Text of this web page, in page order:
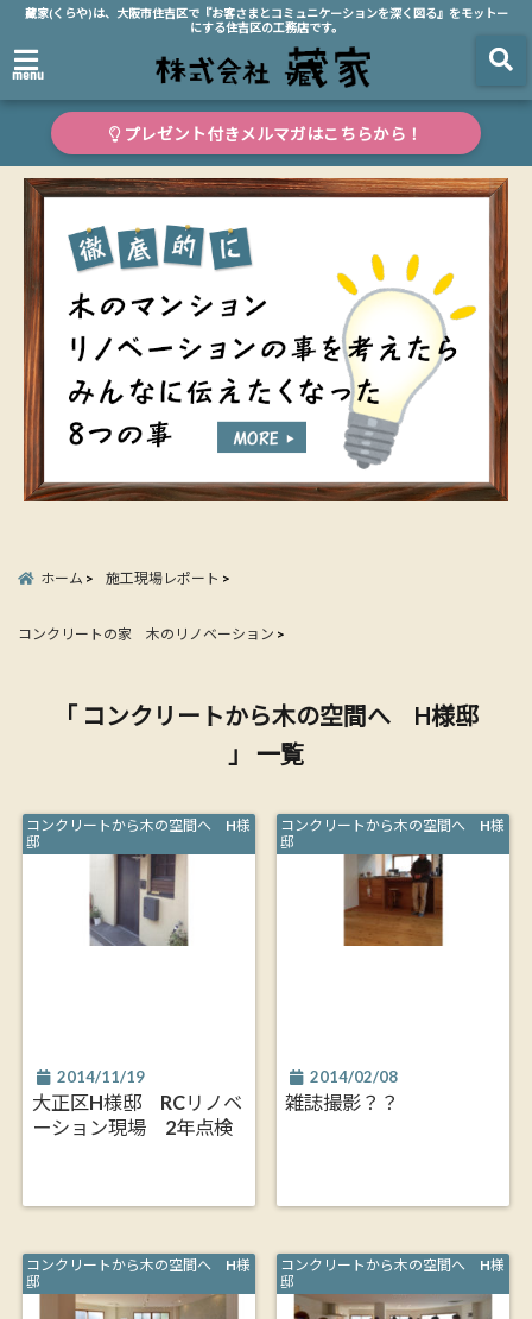
藏家(くらや)は、大阪市住吉区で『お客さまとコミュニケーションを深く図る』をモットー
にする住吉区の工務店です。
menu
プレゼント付きメルマガはこちらから！
ホーム 施工現場レポート
コンクリートの家 木のリノベーション
「 コンクリートから木の空間へ H様邸
」 一覧
コンクリートから木の空間へ H様
邸
2014/11/19
大正区H様邸 RCリノベ
ーション現場 2年点検
コンクリートから木の空間へ H様
邸
2014/02/08
雑誌撮影？？
コンクリートから木の空間へ H様
邸
コンクリートから木の空間へ H様
邸